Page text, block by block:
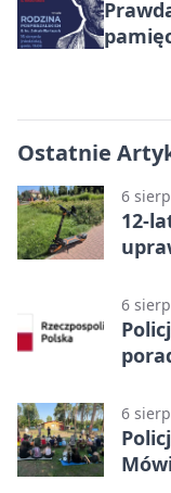
Ostatnie
6
12-
6
6